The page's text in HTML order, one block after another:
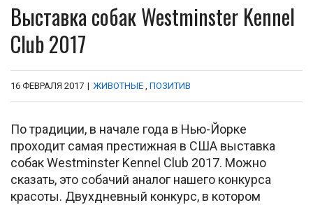
Выставка собак Westminster Kennel
Club 2017
16 ФЕВРАЛЯ 2017 | ЖИВОТНЫЕ , ПОЗИТИВ
По традиции, в начале года в Нью-Йорке
проходит самая престижная в США выставка
собак Westminster Kennel Club 2017. Можно
сказать, это собачий аналог нашего конкурса
красоты. Двухдневный конкурс, в котором